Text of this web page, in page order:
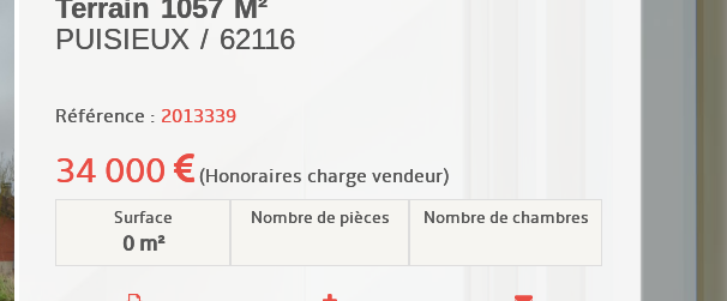
Terrain 1057 M²
PUISIEUX / 62116
Référence : 2013339
34 000 (Honoraires charge vendeur)
Surface
0 m²
Nombre de pièces Nombre de chambres